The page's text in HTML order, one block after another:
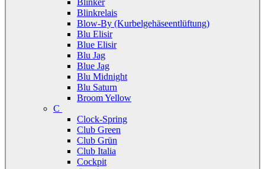
Blinker
Blinkrelais
Blow-By (Kurbelgehäseentlüftung)
Blu Elisir
Blue Elisir
Blu Jag
Blue Jag
Blu Midnight
Blu Saturn
Broom Yellow
C
Clock-Spring
Club Green
Club Grün
Club Italia
Cockpit